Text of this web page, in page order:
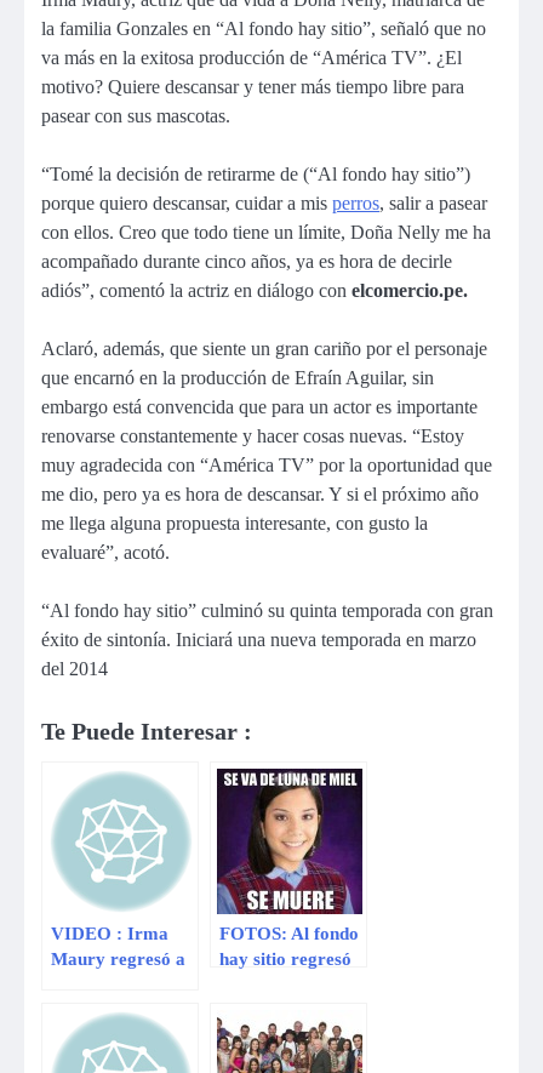
la familia Gonzales en “Al fondo hay sitio”, señaló que no
va más en la exitosa producción de “América TV”. ¿El
motivo? Quiere descansar y tener más tiempo libre para
pasear con sus mascotas.
“Tomé la decisión de retirarme de (“Al fondo hay sitio”)
porque quiero descansar, cuidar a mis perros, salir a pasear
con ellos. Creo que todo tiene un límite, Doña Nelly me ha
acompañado durante cinco años, ya es hora de decirle
adiós”, comentó la actriz en diálogo con elcomercio.pe.
Aclaró, además, que siente un gran cariño por el personaje
que encarnó en la producción de Efraín Aguilar, sin
embargo está convencida que para un actor es importante
renovarse constantemente y hacer cosas nuevas. “Estoy
muy agradecida con “América TV” por la oportunidad que
me dio, pero ya es hora de descansar. Y si el próximo año
me llega alguna propuesta interesante, con gusto la
evaluaré”, acotó.
“Al fondo hay sitio” culminó su quinta temporada con gran
éxito de sintonía. Iniciará una nueva temporada en marzo
del 2014
Te Puede Interesar :
VIDEO : Irma
Maury regresó a
FOTOS: Al fondo
hay sitio regresó
se libró de los
memes